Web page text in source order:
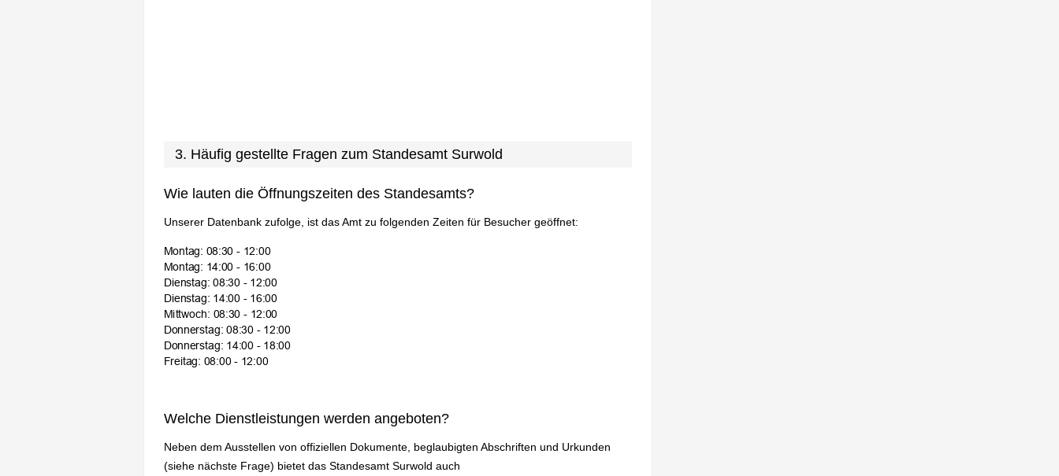
3. Häufig gestellte Fragen zum Standesamt Surwold
Wie lauten die Öffnungszeiten des Standesamts?
Unserer Datenbank zufolge, ist das Amt zu folgenden Zeiten für Besucher geöffnet:
Welche Dienstleistungen werden angeboten?
Neben dem Ausstellen von offiziellen Dokumente, beglaubigten Abschriften und Urkunden
(siehe nächste Frage) bietet das Standesamt Surwold auch